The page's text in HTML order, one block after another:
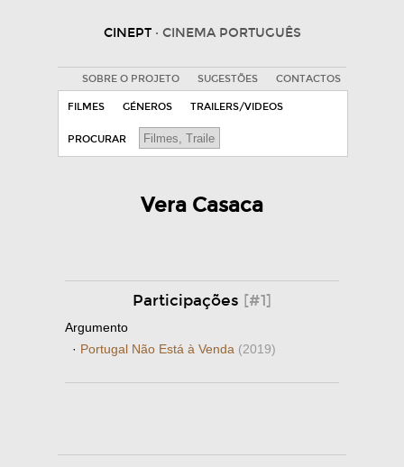
CINEPT · CINEMA PORTUGUÊS
SOBRE O PROJETO SUGESTÕES CONTACTOS
FILMES GÉNEROS TRAILERS/VIDEOS
PROCURAR
Vera Casaca
Participações [#1]
Argumento
· Portugal Não Está à Venda (2019)